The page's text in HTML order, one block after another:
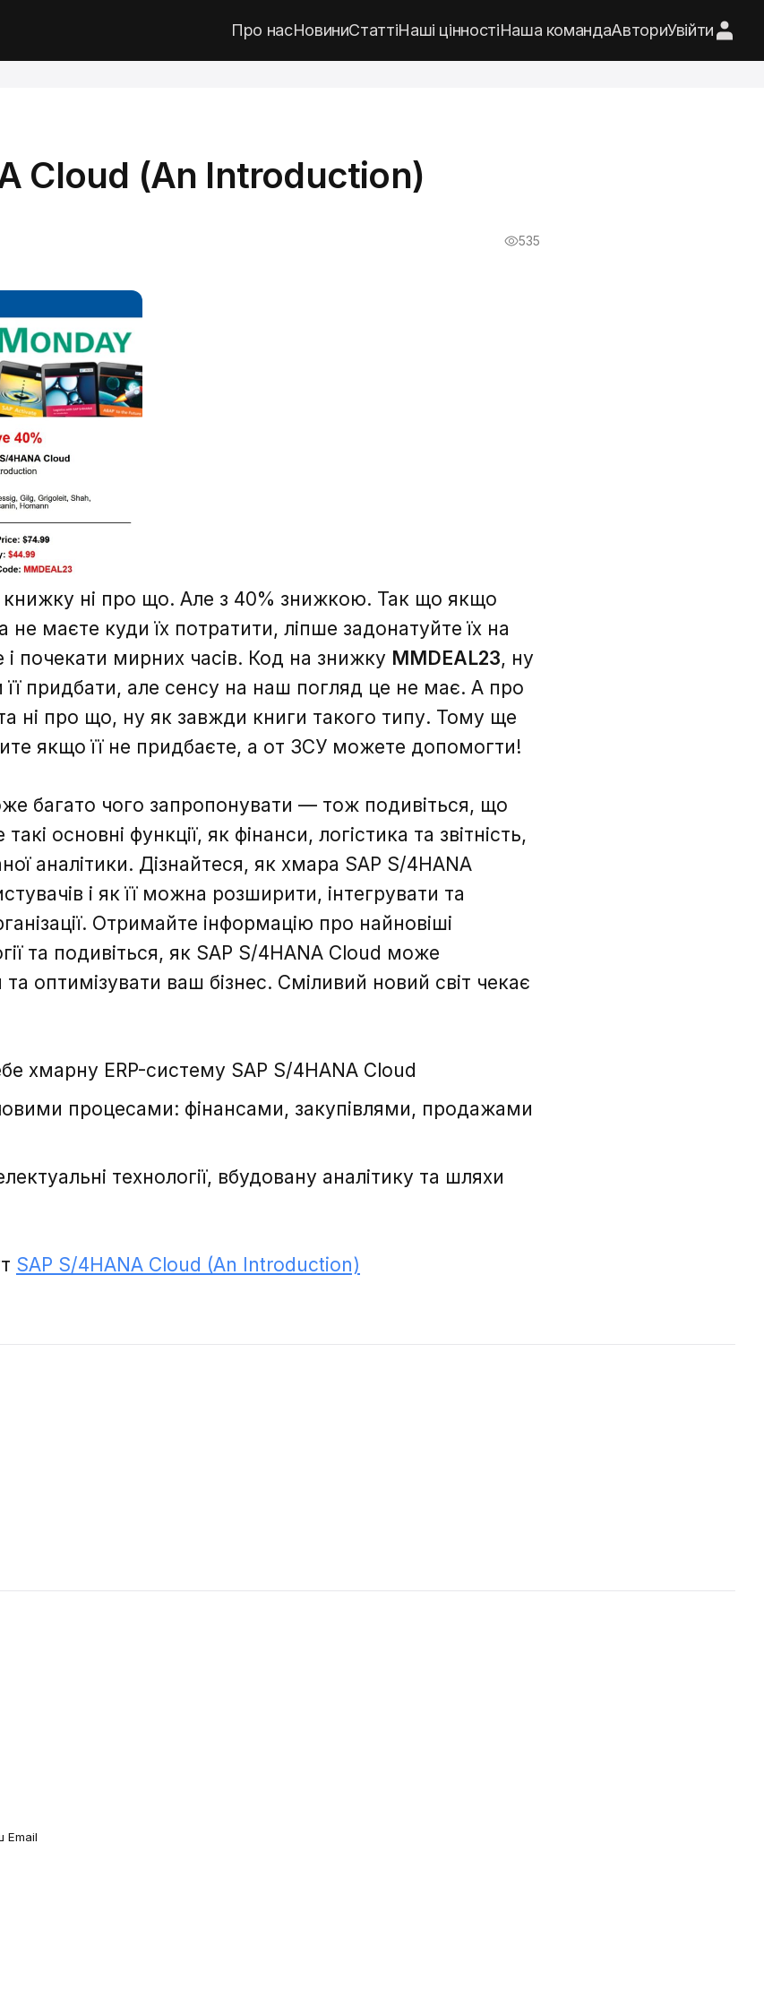
Про насНовиниСтаттіНаші цінностіНаша командаАвториУвійти
Cloud (An Introduction)
535
книжку ні про що. Але з 40% знижкою. Так що якщо
маєте куди їх потратити, ліпше задонатуйте їх на
почекати мирних часів. Код на знижку MMDEAL23, ну
придбати, але сенсу на наш погляд це не має. А про
ні про що, ну як завжди книги такого типу. Тому ще
якщо її не придбаєте, а от ЗСУ можете допомогти!
багато чого запропонувати — тож подивіться, що
основні функції, як фінанси, логістика та звітність,
аналітики. Дізнайтеся, як хмара SAP S/4HANA
і як її можна розширити, інтегрувати та
Отримайте інформацію про найновіші
та подивіться, як SAP S/4HANA Cloud може
оптимізувати ваш бізнес. Сміливий новий світ чекає
хмарну ERP-систему SAP S/4HANA Cloud
процесами: фінансами, закупівлями, продажами
технології, вбудовану аналітику та шляхи
SAP S/4HANA Cloud (An Introduction)
Дякую, ваше